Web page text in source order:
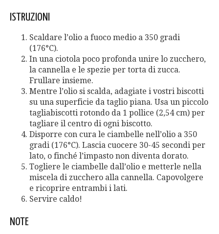
ISTRUZIONI
Scaldare l’olio a fuoco medio a 350 gradi
(176°C).
In una ciotola poco profonda unire lo zucchero,
la cannella e le spezie per torta di zucca.
Frullare insieme.
Mentre l’olio si scalda, adagiate i vostri biscotti
su una superficie da taglio piana. Usa un piccolo
tagliabiscotti rotondo da 1 pollice (2,54 cm) per
tagliare il centro di ogni biscotto.
Disporre con cura le ciambelle nell’olio a 350
gradi (176°C). Lascia cuocere 30-45 secondi per
lato, o finché l’impasto non diventa dorato.
Togliere le ciambelle dall’olio e metterle nella
miscela di zucchero alla cannella. Capovolgere
e ricoprire entrambi i lati.
Servire caldo!
NOTE